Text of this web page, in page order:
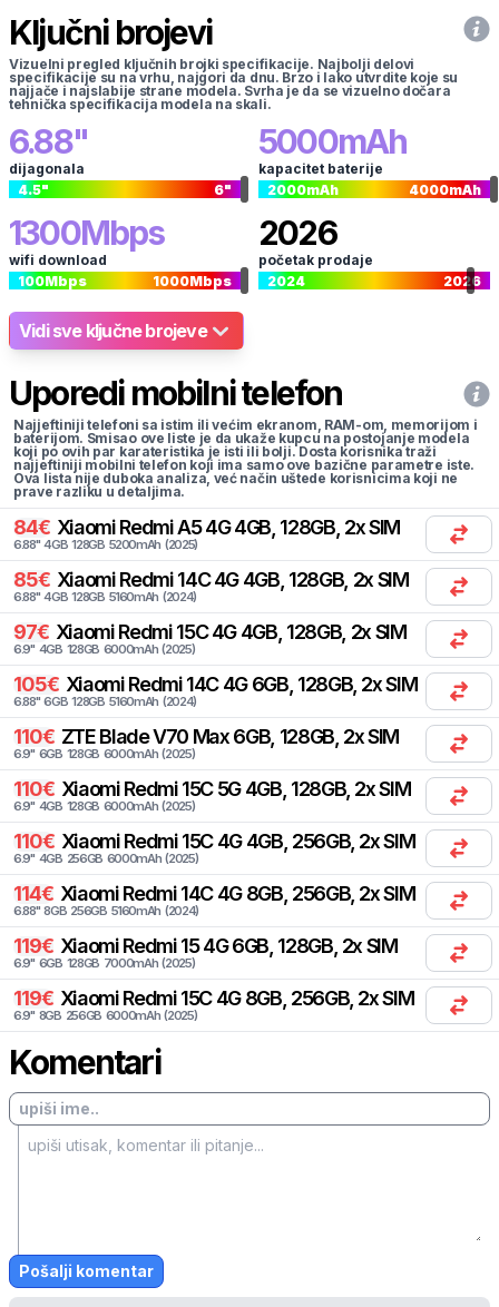
Ključni brojevi
Vizuelni pregled ključnih brojki specifikacije. Najbolji delovi
specifikacije su na vrhu, najgori da dnu. Brzo i lako utvrdite koje su
najjače i najslabije strane modela. Svrha je da se vizuelno dočara
tehnička specifikacija modela na skali.
6.88"
dijagonala
4.5" 6"
5000mAh
kapacitet baterije
2000mAh 4000mAh
1300Mbps
wifi download
100Mbps 1000Mbps
2026
početak prodaje
2024
2026
Vidi sve ključne brojeve
Uporedi mobilni telefon
Najjeftiniji telefoni sa istim ili većim ekranom, RAM-om, memorijom i
baterijom. Smisao ove liste je da ukaže kupcu na postojanje modela
koji po ovih par karateristika je isti ili bolji. Dosta korisnika traži
najjeftiniji mobilni telefon koji ima samo ove bazične parametre iste.
Ova lista nije duboka analiza, već način uštede korisnicima koji ne
prave razliku u detaljima.
84€ Xiaomi Redmi A5 4G 4GB, 128GB, 2x SIM
6.88" 4GB 128GB 5200mAh (2025)
85€ Xiaomi Redmi 14C 4G 4GB, 128GB, 2x SIM
6.88" 4GB 128GB 5160mAh (2024)
97€ Xiaomi Redmi 15C 4G 4GB, 128GB, 2x SIM
6.9" 4GB 128GB 6000mAh (2025)
105€ Xiaomi Redmi 14C 4G 6GB, 128GB, 2x SIM
6.88" 6GB 128GB 5160mAh (2024)
110€ ZTE Blade V70 Max 6GB, 128GB, 2x SIM
6.9" 6GB 128GB 6000mAh (2025)
110€ Xiaomi Redmi 15C 5G 4GB, 128GB, 2x SIM
6.9" 4GB 128GB 6000mAh (2025)
110€ Xiaomi Redmi 15C 4G 4GB, 256GB, 2x SIM
6.9" 4GB 256GB 6000mAh (2025)
114€ Xiaomi Redmi 14C 4G 8GB, 256GB, 2x SIM
6.88" 8GB 256GB 5160mAh (2024)
119€ Xiaomi Redmi 15 4G 6GB, 128GB, 2x SIM
6.9" 6GB 128GB 7000mAh (2025)
119€ Xiaomi Redmi 15C 4G 8GB, 256GB, 2x SIM
6.9" 8GB 256GB 6000mAh (2025)
Komentari
Pošalji komentar